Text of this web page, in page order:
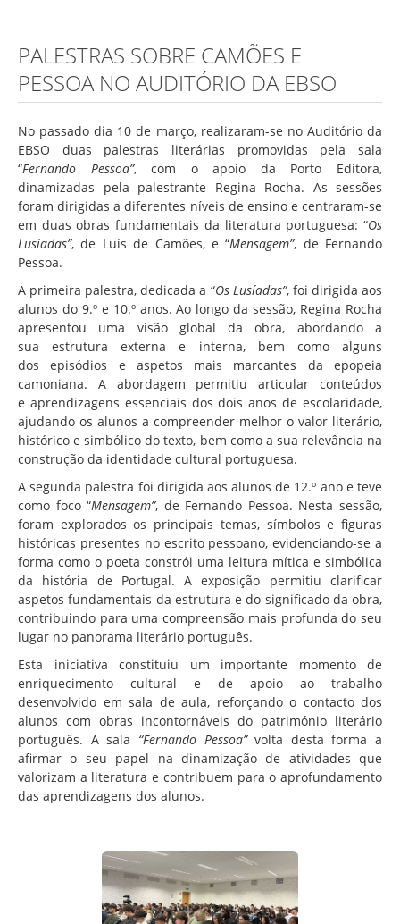
Atividades do 1º Ciclo
Clubes & Projetos
Exames
Associação de Estudantes
Erasmus+
Calendário Escolar
Manuais Escolares
Horários
Serviços
Secretarias
Bibliotecas
Reprografias/Papelarias
Bufetes/Bares
Refeitórios
SPO
Contactos
PALESTRAS SOBRE CAMÕES E
PESSOA NO AUDITÓRIO DA EBSO
No passado dia 10 de março, realizaram-se no Auditório da
EBSO duas palestras literárias promovidas pela sala
“Fernando Pessoa”, com o apoio da Porto Editora,
dinamizadas pela palestrante Regina Rocha. As sessões
foram dirigidas a diferentes níveis de ensino e centraram-se
em duas obras fundamentais da literatura portuguesa: “Os
Lusíadas”, de Luís de Camões, e “Mensagem”, de Fernando
Pessoa.
A primeira palestra, dedicada a “Os Lusíadas”, foi dirigida aos
alunos do 9.º e 10.º anos. Ao longo da sessão, Regina Rocha
apresentou uma visão global da obra, abordando a
sua estrutura externa e interna, bem como alguns
dos episódios e aspetos mais marcantes da epopeia
camoniana. A abordagem permitiu articular conteúdos
e aprendizagens essenciais dos dois anos de escolaridade,
ajudando os alunos a compreender melhor o valor literário,
histórico e simbólico do texto, bem como a sua relevância na
construção da identidade cultural portuguesa.
A segunda palestra foi dirigida aos alunos de 12.º ano e teve
como foco “Mensagem”, de Fernando Pessoa. Nesta sessão,
foram explorados os principais temas, símbolos e figuras
históricas presentes no escrito pessoano, evidenciando-se a
forma como o poeta constrói uma leitura mítica e simbólica
da história de Portugal. A exposição permitiu clarificar
aspetos fundamentais da estrutura e do significado da obra,
contribuindo para uma compreensão mais profunda do seu
lugar no panorama literário português.
Esta iniciativa constituiu um importante momento de
enriquecimento cultural e de apoio ao trabalho
desenvolvido em sala de aula, reforçando o contacto dos
alunos com obras incontornáveis do património literário
português. A sala “Fernando Pessoa”volta desta forma a
afirmar o seu papel na dinamização de atividades que
valorizam a literatura e contribuem para o aprofundamento
das aprendizagens dos alunos.